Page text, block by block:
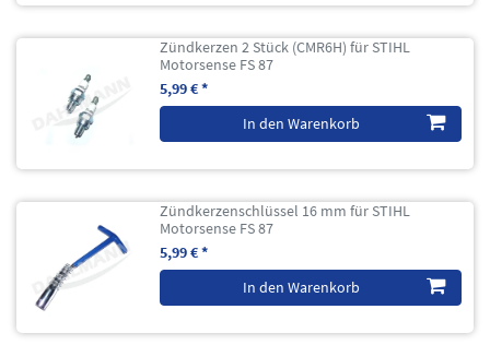
Zündkerzen 2 Stück (CMR6H) für STIHL
Motorsense FS 87
5,99 € *
In den Warenkorb
Zündkerzenschlüssel 16 mm für STIHL
Motorsense FS 87
5,99 € *
In den Warenkorb